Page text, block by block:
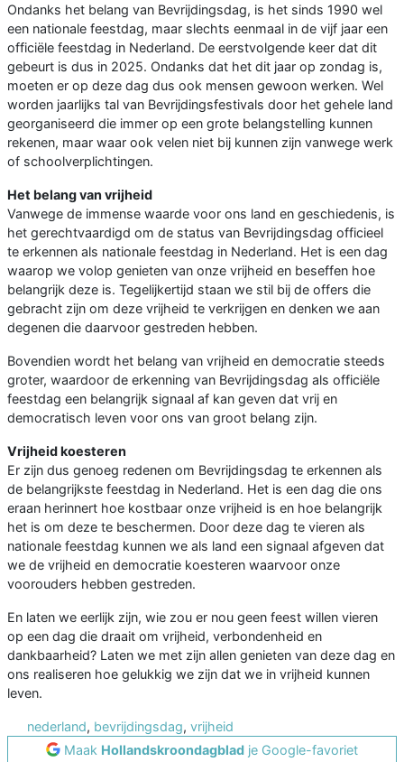
Ondanks het belang van Bevrijdingsdag, is het sinds 1990 wel
een nationale feestdag, maar slechts eenmaal in de vijf jaar een
officiële feestdag in Nederland. De eerstvolgende keer dat dit
gebeurt is dus in 2025. Ondanks dat het dit jaar op zondag is,
moeten er op deze dag dus ook mensen gewoon werken. Wel
worden jaarlijks tal van Bevrijdingsfestivals door het gehele land
georganiseerd die immer op een grote belangstelling kunnen
rekenen, maar waar ook velen niet bij kunnen zijn vanwege werk
of schoolverplichtingen.
Het belang van vrijheid
Vanwege de immense waarde voor ons land en geschiedenis, is
het gerechtvaardigd om de status van Bevrijdingsdag officieel
te erkennen als nationale feestdag in Nederland. Het is een dag
waarop we volop genieten van onze vrijheid en beseffen hoe
belangrijk deze is. Tegelijkertijd staan we stil bij de offers die
gebracht zijn om deze vrijheid te verkrijgen en denken we aan
degenen die daarvoor gestreden hebben.
Bovendien wordt het belang van vrijheid en democratie steeds
groter, waardoor de erkenning van Bevrijdingsdag als officiële
feestdag een belangrijk signaal af kan geven dat vrij en
democratisch leven voor ons van groot belang zijn.
Vrijheid koesteren
Er zijn dus genoeg redenen om Bevrijdingsdag te erkennen als
de belangrijkste feestdag in Nederland. Het is een dag die ons
eraan herinnert hoe kostbaar onze vrijheid is en hoe belangrijk
het is om deze te beschermen. Door deze dag te vieren als
nationale feestdag kunnen we als land een signaal afgeven dat
we de vrijheid en democratie koesteren waarvoor onze
voorouders hebben gestreden.
En laten we eerlijk zijn, wie zou er nou geen feest willen vieren
op een dag die draait om vrijheid, verbondenheid en
dankbaarheid? Laten we met zijn allen genieten van deze dag en
ons realiseren hoe gelukkig we zijn dat we in vrijheid kunnen
leven.
nederland, bevrijdingsdag, vrijheid
Maak Hollandskroondagblad je Google-favoriet